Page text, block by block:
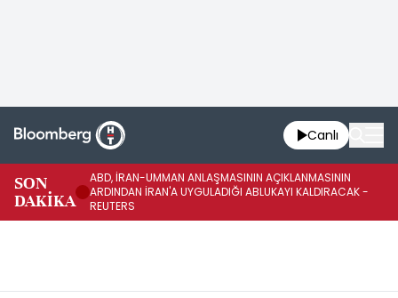
Canlı
SON
DAKİKA
ABD, İRAN-UMMAN ANLAŞMASININ AÇIKLANMASININ
ARDINDAN İRAN'A UYGULADIĞI ABLUKAYI KALDIRACAK -
REUTERS